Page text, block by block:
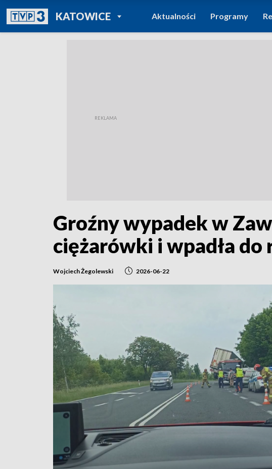
KATOWICEPOWRÓT DO
TVP REGIONY
Aktualności Programy
Groźny wypadek w
ciężarówki i wpadła do
Wojciech Żegolewski 2026-06-22